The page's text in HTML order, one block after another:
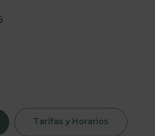
Tarifas y Horarios